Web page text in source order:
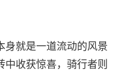
身就是一道流动的风景
中收获惊喜，骑行者则